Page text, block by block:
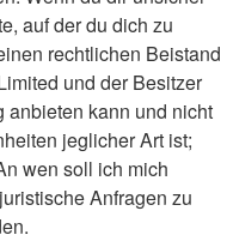
auf der du dich zu
rechtlichen Beistand
und der Besitzer
anbieten kann und nicht
jeglicher Art ist;
wen soll ich mich
Anfragen zu